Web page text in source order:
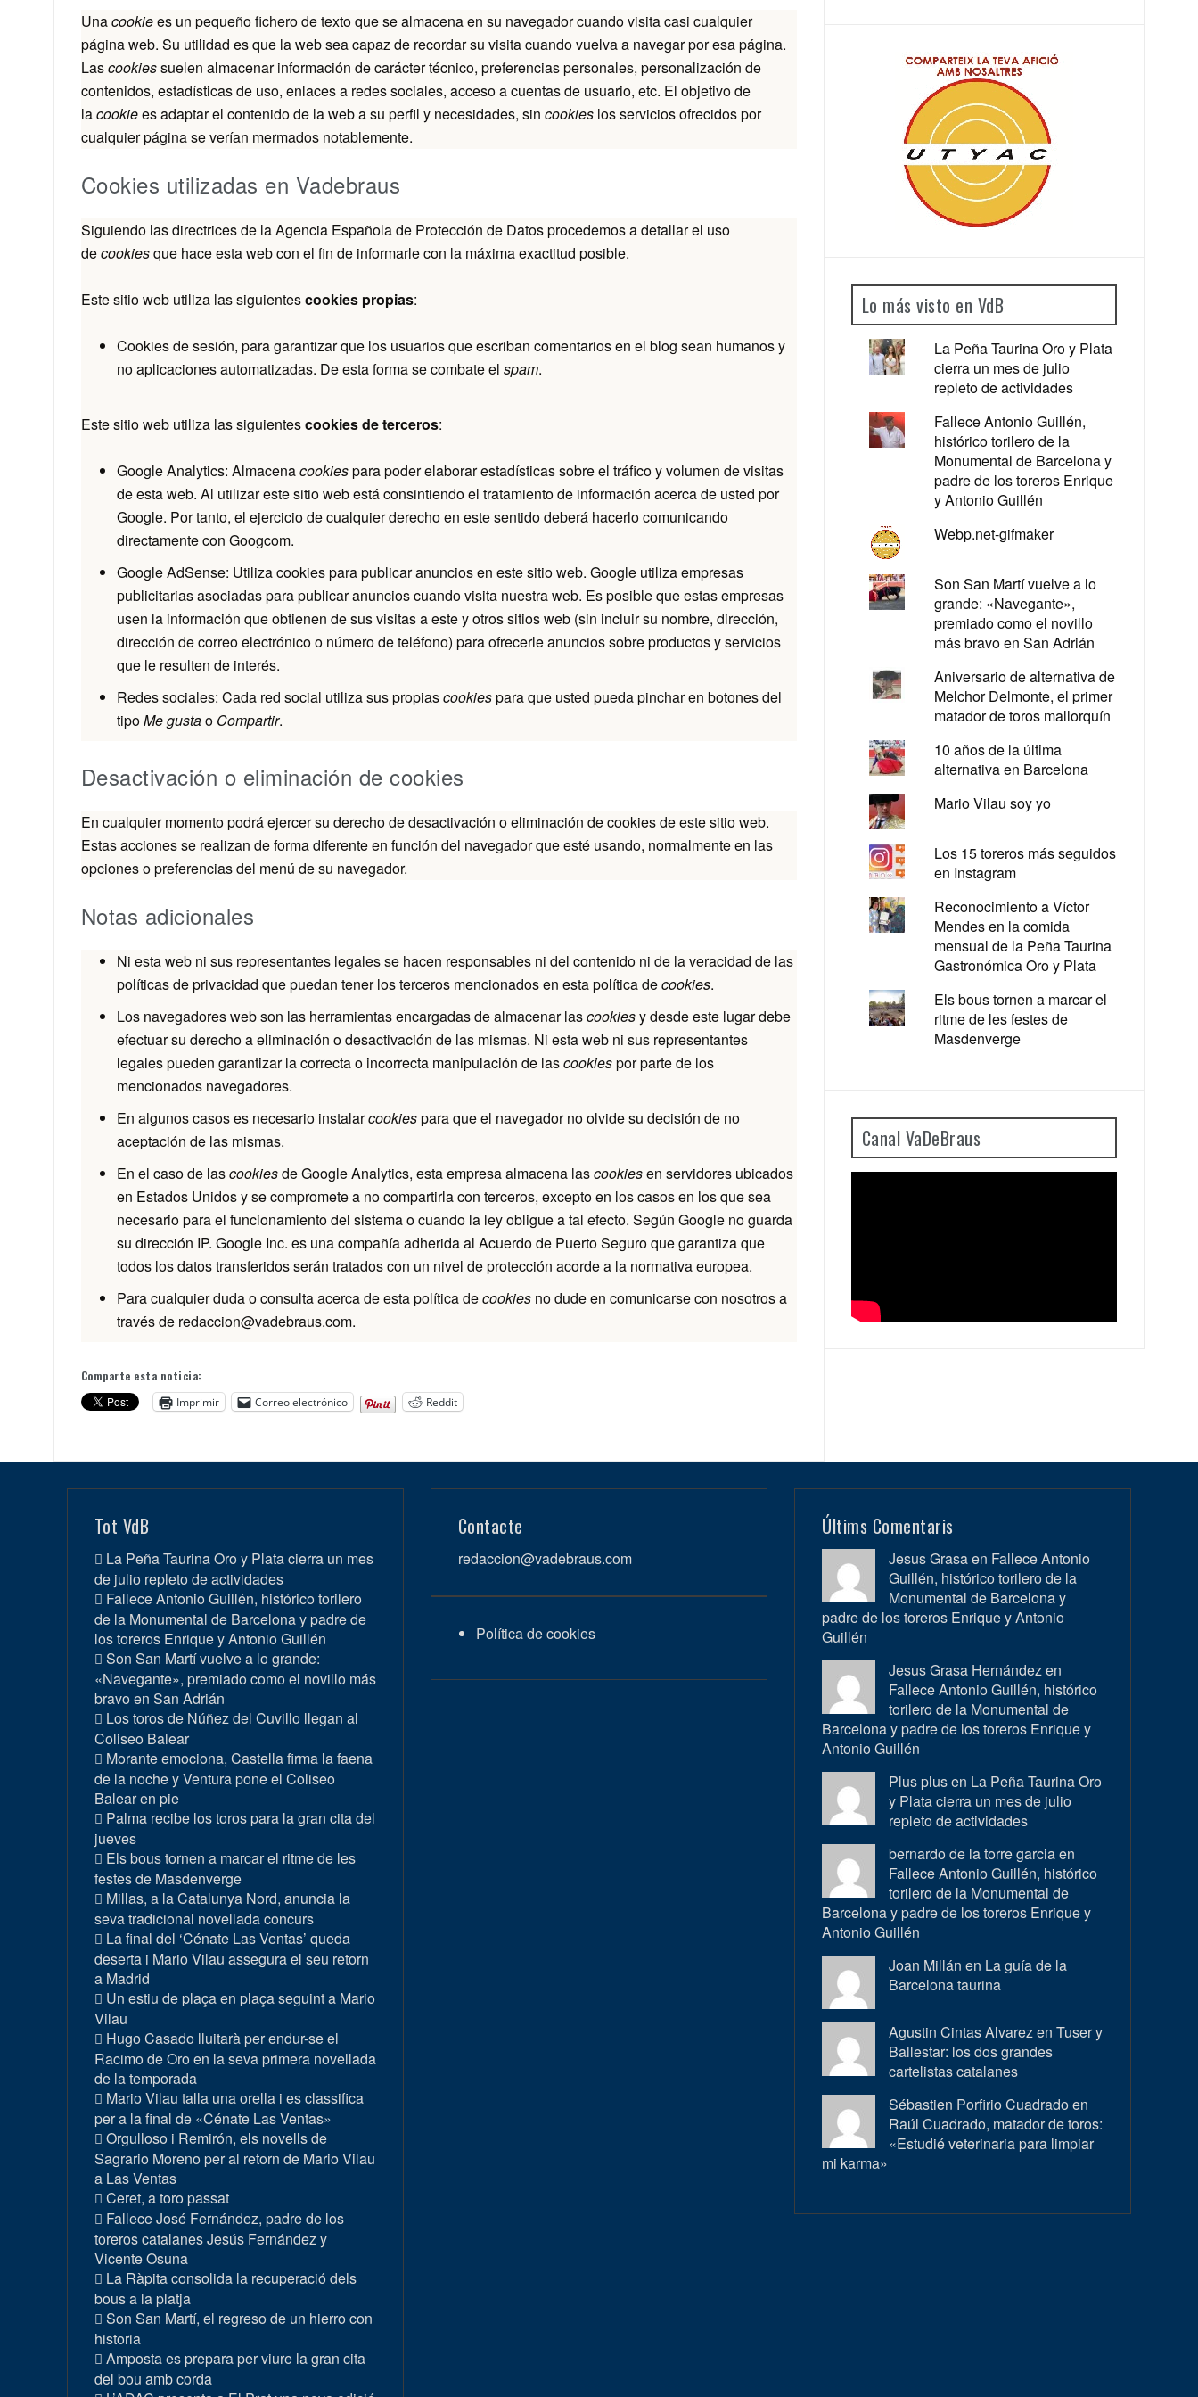
Unacookiees un pequeño fichero de texto que se almacena en su navegador cuando visita casi cualquier
página web. Su utilidad es que la web sea capaz de recordar su visita cuando vuelva a navegar por esa página.
Lascookiessuelen almacenar información de carácter técnico, preferencias personales, personalización de
contenidos, estadísticas de uso, enlaces a redes sociales, acceso a cuentas de usuario, etc. El objetivo de
lacookiees adaptar el contenido de la web a su perfil y necesidades, sin cookieslos servicios ofrecidos por
cualquier página se verían mermados notablemente.
Cookies utilizadas en Vadebraus
Siguiendo las directrices de la Agencia Española de Protección de Datos procedemos a detallar el uso
decookiesque hace esta web con el fin de informarle con la máxima exactitud posible.
Este sitio web utiliza las siguientescookies propias:
Cookies de sesión, para garantizar que los usuarios que escriban comentarios en el blog sean humanos y
no aplicaciones automatizadas. De esta forma se combate el spam.
Este sitio web utiliza las siguientescookies de terceros:
Google Analytics: Almacenacookiespara poder elaborar estadísticas sobre el tráfico y volumen de visitas
de esta web. Al utilizar este sitio web está consintiendo el tratamiento de información acerca de usted por
Google. Por tanto, el ejercicio de cualquier derecho en este sentido deberá hacerlo comunicando
directamente con Googcom.
Google AdSense: Utiliza cookies para publicar anuncios en este sitio web. Google utiliza empresas
publicitarias asociadas para publicar anuncios cuando visita nuestra web. Es posible que estas empresas
usen la información que obtienen de sus visitas a este y otros sitios web (sin incluir su nombre, dirección,
dirección de correo electrónico o número de teléfono) para ofrecerle anuncios sobre productos y servicios
que le resulten de interés.
Redes sociales: Cada red social utiliza sus propiascookiespara que usted pueda pinchar en botones del
tipoMe gustao Compartir.
Desactivación o eliminación de cookies
En cualquier momento podrá ejercer su derecho de desactivación o eliminación de cookies de este sitio web.
Estas acciones se realizan de forma diferente en función del navegador que esté usando, normalmente en las
opciones o preferencias del menú de su navegador.
Notas adicionales
Ni esta web ni sus representantes legales se hacen responsables ni del contenido ni de la veracidad de las
políticas de privacidad que puedan tener los terceros mencionados en esta política decookies.
Los navegadores web son las herramientas encargadas de almacenar lascookiesy desde este lugar debe
efectuar su derecho a eliminación o desactivación de las mismas. Ni esta web ni sus representantes
legales pueden garantizar la correcta o incorrecta manipulación de lascookiespor parte de los
mencionados navegadores.
En algunos casos es necesario instalarcookiespara que el navegador no olvide su decisión de no
aceptación de las mismas.
En el caso de lascookiesde Google Analytics, esta empresa almacena lascookiesen servidores ubicados
en Estados Unidos y se compromete a no compartirla con terceros, excepto en los casos en los que sea
necesario para el funcionamiento del sistema o cuando la ley obligue a tal efecto. Según Google no guarda
su dirección IP. Google Inc. es una compañía adherida al Acuerdo de Puerto Seguro que garantiza que
todos los datos transferidos serán tratados con un nivel de protección acorde a la normativa europea.
Para cualquier duda o consulta acerca de esta política decookiesno dude en comunicarse con nosotros a
través de redaccion@vadebraus.com.
Comparte esta noticia:
Imprimir
Correo electrónico Reddit
Lo más visto en VdB
La Peña Taurina Oro y Plata
cierra un mes de julio
repleto de actividades
Fallece Antonio Guillén,
histórico torilero de la
Monumental de Barcelona y
padre de los toreros Enrique
y Antonio Guillén
Webp.net-gifmaker
Son San Martí vuelve a lo
grande: «Navegante»,
premiado como el novillo
más bravo en San Adrián
Aniversario de alternativa de
Melchor Delmonte, el primer
matador de toros mallorquín
10 años de la última
alternativa en Barcelona
Mario Vilau soy yo
Los 15 toreros más seguidos
en Instagram
Reconocimiento a Víctor
Mendes en la comida
mensual de la Peña Taurina
Gastronómica Oro y Plata
Els bous tornen a marcar el
ritme de les festes de
Masdenverge
Canal VaDeBraus
Tot VdB
La Peña Taurina Oro y Plata cierra un mes
de julio repleto de actividades
Fallece Antonio Guillén, histórico torilero
de la Monumental de Barcelona y padre de
los toreros Enrique y Antonio Guillén
Son San Martí vuelve a lo grande:
«Navegante», premiado como el novillo más
bravo en San Adrián
Los toros de Núñez del Cuvillo llegan al
Coliseo Balear
Morante emociona, Castella firma la faena
de la noche y Ventura pone el Coliseo
Balear en pie
Palma recibe los toros para la gran cita del
jueves
Els bous tornen a marcar el ritme de les
festes de Masdenverge
Millas, a la Catalunya Nord, anuncia la
seva tradicional novellada concurs
La final del ‘Cénate Las Ventas’ queda
deserta i Mario Vilau assegura el seu retorn
a Madrid
Un estiu de plaça en plaça seguint a Mario
Vilau
Hugo Casado lluitarà per endur-se el
Racimo de Oro en la seva primera novellada
de la temporada
Mario Vilau talla una orella i es classifica
per a la final de «Cénate Las Ventas»
Orgulloso i Remirón, els novells de
Sagrario Moreno per al retorn de Mario Vilau
a Las Ventas
Ceret, a toro passat
Fallece José Fernández, padre de los
toreros catalanes Jesús Fernández y
Vicente Osuna
La Ràpita consolida la recuperació dels
bous a la platja
Son San Martí, el regreso de un hierro con
historia
Amposta es prepara per viure la gran cita
del bou amb corda
Contacte
redaccion@vadebraus.com
Política de cookies
Últims Comentaris
Jesus Grasa en Fallece Antonio
Guillén, histórico torilero de la
Monumental de Barcelona y
padre de los toreros Enrique y Antonio
Guillén
Jesus Grasa Hernández en
Fallece Antonio Guillén, histórico
torilero de la Monumental de
Barcelona y padre de los toreros Enrique y
Antonio Guillén
Plus plus en La Peña Taurina Oro
y Plata cierra un mes de julio
repleto de actividades
bernardo de la torre garcia en
Fallece Antonio Guillén, histórico
torilero de la Monumental de
Barcelona y padre de los toreros Enrique y
Antonio Guillén
Joan Millán en La guía de la
Barcelona taurina
Agustin Cintas Alvarez enTuser y
Ballestar: los dos grandes
cartelistas catalanes
Sébastien Porfirio Cuadrado en
Raúl Cuadrado, matador de toros:
«Estudié veterinaria para limpiar
mi karma»